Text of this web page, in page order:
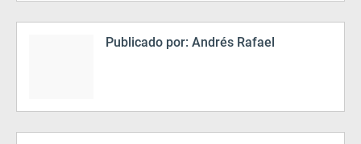
Publicado por: Andrés Rafael